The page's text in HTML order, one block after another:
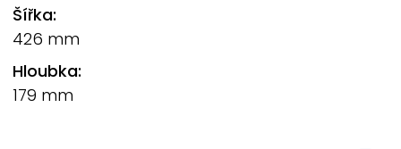
Šířka:
426 mm
Hloubka:
179 mm